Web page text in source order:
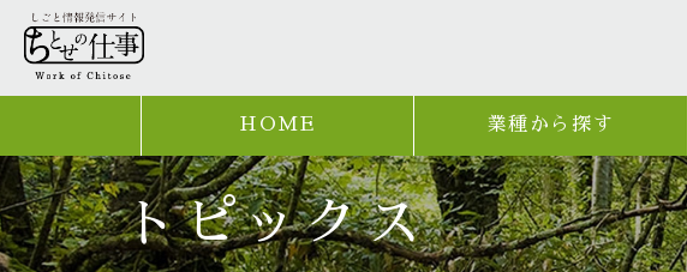
HOME 業種から探す
トピックス